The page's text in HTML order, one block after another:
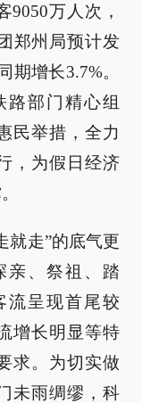
9050万人次，
郑州局预计发
期增长3.7%。
部门精心组
民举措，全力
，为假日经济
就走”的底气更
亲、祭祖、踏
流呈现首尾较
增长明显等特
求。为切实做
未雨绸缪，科